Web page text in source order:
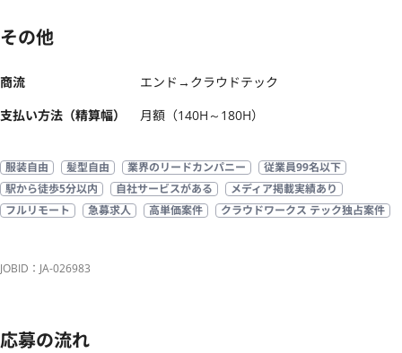
その他
商流
エンド→クラウドテック
支払い方法（精算幅）
月額（140H～180H）
服装自由 髪型自由 業界のリードカンパニー
従業員99名以下
駅から徒歩5分以内
自社サービスがある
メディア掲載実績あり
フルリモート
急募求人 高単価案件 クラウドワークス テック独占案件
JOBID：JA-026983
応募の流れ